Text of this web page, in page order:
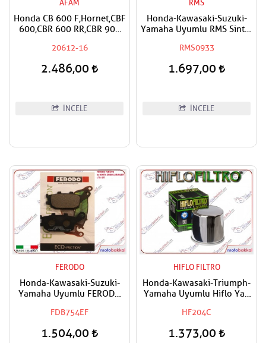
AFAM
Honda CB 600 F,Hornet,CBF
600,CBR 600 RR,CBR 900
RR,Fireblade,CRF 1000
Africa Twin,XL 1000 V
Varadero,CMX 1100
20612-16
2.486,00
İNCELE
RMS
Honda-Kawasaki-Suzuki-
Yamaha Uyumlu RMS Sinter
RMS0933
1.697,00
İNCELE
FERODO
Honda-Kawasaki-Suzuki-
Yamaha Uyumlu FERODO
FDB754EF
1.504,00
HIFLO FILTRO
Honda-Kawasaki-Triumph-
Yamaha Uyumlu Hiflo Yağ
HF204C
1.373,00